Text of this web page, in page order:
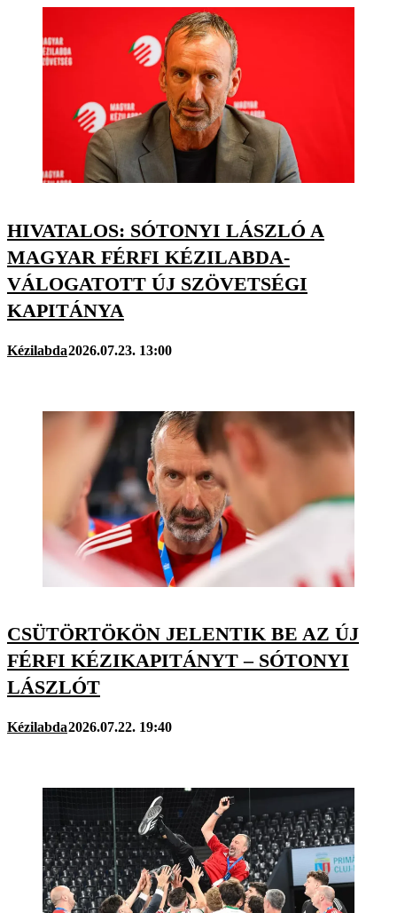
HIVATALOS: SÓTONYI LÁSZLÓ A
MAGYAR FÉRFI KÉZILABDA-
VÁLOGATOTT ÚJ SZÖVETSÉGI
KAPITÁNYA
Kézilabda2026.07.23. 13:00
CSÜTÖRTÖKÖN JELENTIK BE AZ ÚJ
FÉRFI KÉZIKAPITÁNYT – SÓTONYI
LÁSZLÓT
Kézilabda2026.07.22. 19:40